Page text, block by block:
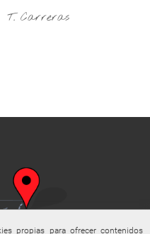
T. Carreras
propias para ofrecer contenidos